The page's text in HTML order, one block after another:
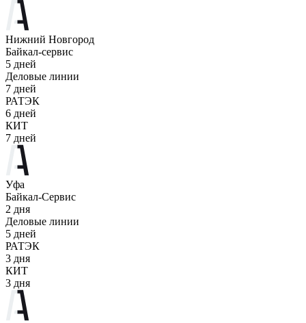
Нижний Новгород
Байкал-сервис
5 дней
Деловые линии
7 дней
РАТЭК
6 дней
КИТ
7 дней
Уфа
Байкал-Сервис
2 дня
Деловые линии
5 дней
РАТЭК
3 дня
КИТ
3 дня